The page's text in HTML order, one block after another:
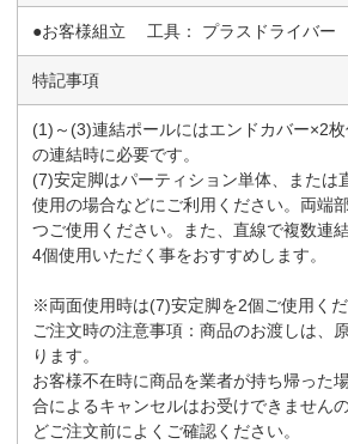
●お客様組立 工具： プラスドライバー
特記事項
(1)～(3)連結ポールにはエンドカバー×2
の連結時に必要です。
(7)安定脚はパーティション単体、または
使用の場合などにご利用ください。両端
つご使用ください。また、直線で複数連
4個使用いただく事をおすすめします。
※両面使用時は(7)安定脚を2個ご使用くだ
ご注文時の注意事項：商品のお渡しは、
ります。
お客様不在時に商品を業者が持ち帰った
合によるキャンセルはお受けできません
どご注文前によくご確認ください。